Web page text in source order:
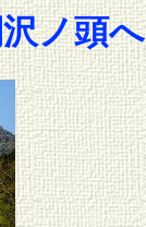
ノ頭へ